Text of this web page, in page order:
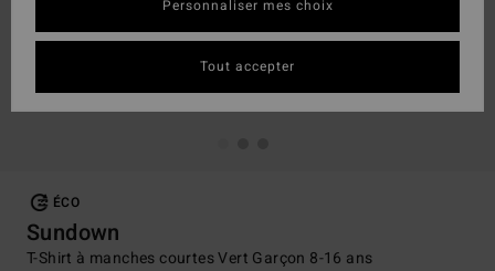
ÉCO
Sundown
T-Shirt à manches courtes Vert Garçon 8-16 ans
Personnaliser mes choix
Tout accepter